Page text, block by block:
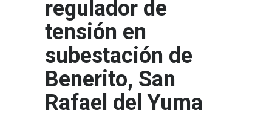
regulador de
tensión en
subestación de
Benerito, San
Rafael del Yuma